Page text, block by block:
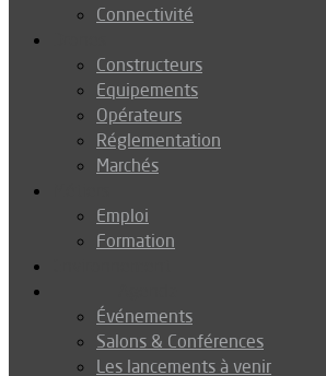
Connectivité
Constructeurs
Equipements
Opérateurs
Réglementation
Marchés
Emploi
Formation
Événements
Salons & Conférences
Les lancements à venir